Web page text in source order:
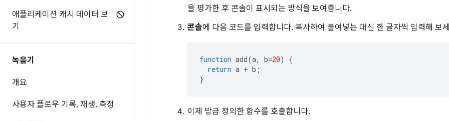
애플리케이션 캐시 데이터 보
기
녹음기
개요
사용자 플로우 기록, 재생, 측정
을 평가한 후 콘솔이 표시되는 방식을 보여줍니다.
콘솔에 다음 코드를 입력합니다. 복사하여 붙여넣는 대신 한 글자씩 입력해 보
function add(a, b=20)
{
return a + b ;
}
이제 방금 정의한 함수를 호출합니다.